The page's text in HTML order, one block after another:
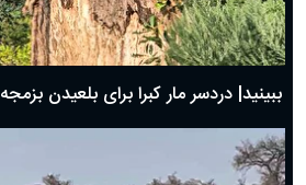
ببینید| دردسر مار کبرا برای بلعیدن بزمجه